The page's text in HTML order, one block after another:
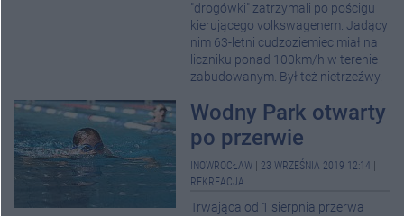
"drogówki" zatrzymali po pościgu
kierującego volkswagenem. Jadący
nim 63-letni cudzoziemiec miał na
liczniku ponad 100km/h w terenie
zabudowanym. Był też nietrzeźwy.
Wodny Park otwarty
po przerwie
INOWROCŁAW 23 WRZEŚNIA 2019 12:14
REKREACJA
Trwająca od 1 sierpnia przerwa